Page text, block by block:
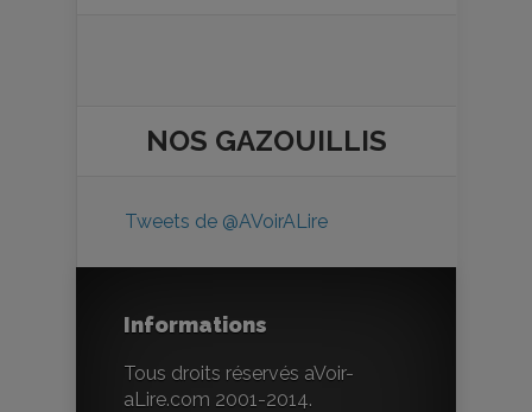
NOS GAZOUILLIS
Tweets de @AVoirALire
Informations
Tous droits réservés aVoir-
aLire.com 2001-2014.